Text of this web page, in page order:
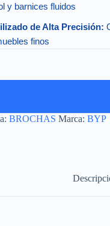
y barnices fluidos
de Alta Precisión:
finos
BROCHAS Marca: BYP